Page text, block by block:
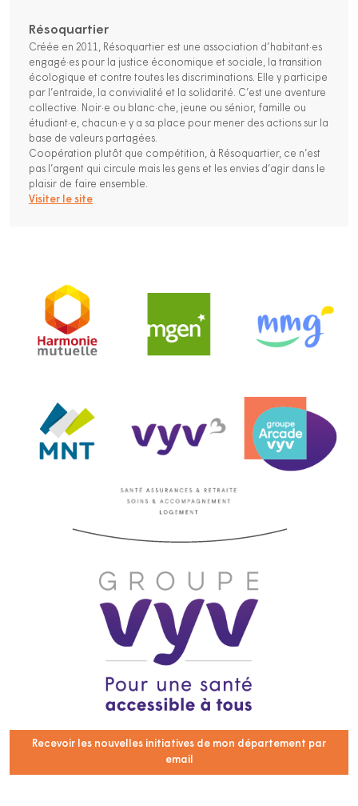
Résoquartier
Créée en 2011, Résoquartier est une association d’habitant·es
engagé·es pour la justice économique et sociale, la transition
écologique et contre toutes les discriminations. Elle y participe
par l’entraide, la convivialité et la solidarité. C’est une aventure
collective. Noir·e ou blanc·che, jeune ou sénior, famille ou
étudiant·e, chacun·e y a sa place pour mener des actions sur la
base de valeurs partagées.
Coopération plutôt que compétition, à Résoquartier, ce n’est
pas l’argent qui circule mais les gens et les envies d’agir dans le
plaisir de faire ensemble.
Visiter le site
Recevoir les nouvelles initiatives de mon département par
email